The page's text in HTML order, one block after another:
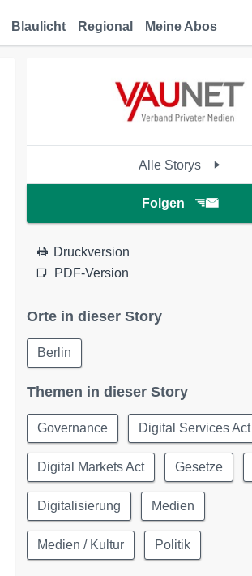
Blaulicht Regional Meine Abos
Alle Storys
Folgen
Druckversion
PDF-Version
Orte in dieser Story
Berlin
Themen in dieser Story
Governance Digital Services Act
Digital Markets Act Gesetze
Digitalisierung Medien
Medien / Kultur Politik